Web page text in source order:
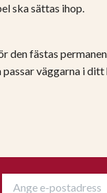
ska sättas ihop.
fästas
väggarna i